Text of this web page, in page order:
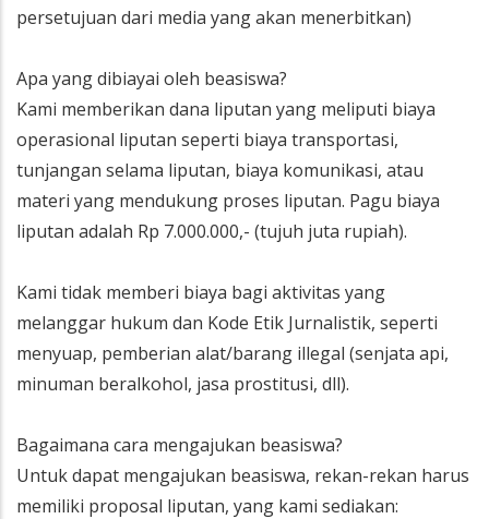
persetujuan dari media yang akan menerbitkan)
Apa yang dibiayai oleh beasiswa?
Kami memberikan dana liputan yang meliputi biaya
operasional liputan seperti biaya transportasi,
tunjangan selama liputan, biaya komunikasi, atau
materi yang mendukung proses liputan. Pagu biaya
liputan adalah Rp 7.000.000,- (tujuh juta rupiah).
Kami tidak memberi biaya bagi aktivitas yang
melanggar hukum dan Kode Etik Jurnalistik, seperti
menyuap, pemberian alat/barang illegal (senjata api,
minuman beralkohol, jasa prostitusi, dll).
Bagaimana cara mengajukan beasiswa?
Untuk dapat mengajukan beasiswa, rekan-rekan harus
memiliki proposal liputan, yang kami sediakan: